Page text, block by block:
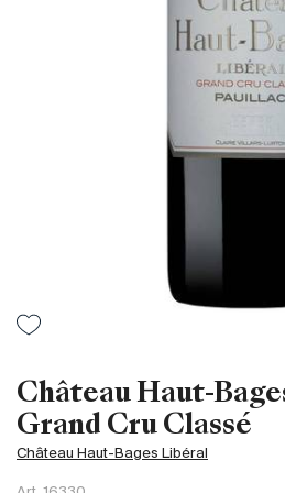
États-Unis
Liban
Nouvelle Zélande
Portugal
Château Haut-
Grand Cru Classé
Château Haut-Bages Libéral